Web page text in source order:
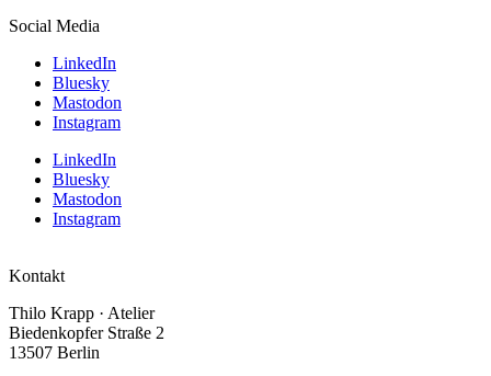
Social Media
LinkedIn
Bluesky
Mastodon
Instagram
LinkedIn
Bluesky
Mastodon
Instagram
Kontakt
Thilo Krapp · Atelier
Biedenkopfer Straße 2
13507 Berlin